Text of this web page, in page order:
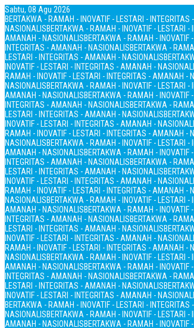
Sabtu, 08 Agu 2026
BERTAKWA - RAMAH - INOVATIF - LESTARI -
NASIONALISBERTAKWA - RAMAH - INOVATIF - LESTARI
AMANAH - NASIONALISBERTAKWA - RAMAH -
INTEGRITAS - AMANAH - NASIONALISBERTAKWA -
LESTARI - INTEGRITAS - AMANAH - NASIONALIS
INOVATIF - LESTARI - INTEGRITAS - AMANAH -
RAMAH - INOVATIF - LESTARI - INTEGRITAS - AMANAH -
NASIONALISBERTAKWA - RAMAH - INOVATIF - LESTARI
AMANAH - NASIONALISBERTAKWA - RAMAH -
INTEGRITAS - AMANAH - NASIONALISBERTAKWA -
LESTARI - INTEGRITAS - AMANAH - NASIONALIS
INOVATIF - LESTARI - INTEGRITAS - AMANAH -
RAMAH - INOVATIF - LESTARI - INTEGRITAS - AMANAH -
NASIONALISBERTAKWA - RAMAH - INOVATIF - LESTARI
AMANAH - NASIONALISBERTAKWA - RAMAH -
INTEGRITAS - AMANAH - NASIONALISBERTAKWA -
LESTARI - INTEGRITAS - AMANAH - NASIONALIS
INOVATIF - LESTARI - INTEGRITAS - AMANAH -
RAMAH - INOVATIF - LESTARI - INTEGRITAS - AMANAH -
NASIONALISBERTAKWA - RAMAH - INOVATIF - LESTARI
AMANAH - NASIONALISBERTAKWA - RAMAH -
INTEGRITAS - AMANAH - NASIONALISBERTAKWA -
LESTARI - INTEGRITAS - AMANAH - NASIONALIS
INOVATIF - LESTARI - INTEGRITAS - AMANAH -
RAMAH - INOVATIF - LESTARI - INTEGRITAS - AMANAH -
NASIONALISBERTAKWA - RAMAH - INOVATIF - LESTARI
AMANAH - NASIONALISBERTAKWA - RAMAH -
INTEGRITAS - AMANAH - NASIONALISBERTAKWA -
LESTARI - INTEGRITAS - AMANAH - NASIONALIS
INOVATIF - LESTARI - INTEGRITAS - AMANAH -
BERTAKWA - RAMAH - INOVATIF - LESTARI -
NASIONALISBERTAKWA - RAMAH - INOVATIF - LESTARI
AMANAH - NASIONALISBERTAKWA - RAMAH -